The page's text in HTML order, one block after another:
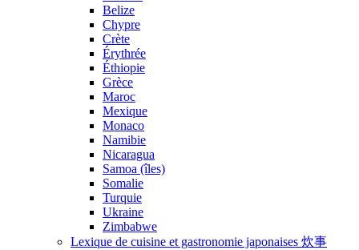
Belize
Chypre
Crète
Érythrée
Éthiopie
Grèce
Maroc
Mexique
Monaco
Namibie
Nicaragua
Samoa (îles)
Somalie
Turquie
Ukraine
Zimbabwe
Lexique de cuisine et gastronomie japonaises 炊事